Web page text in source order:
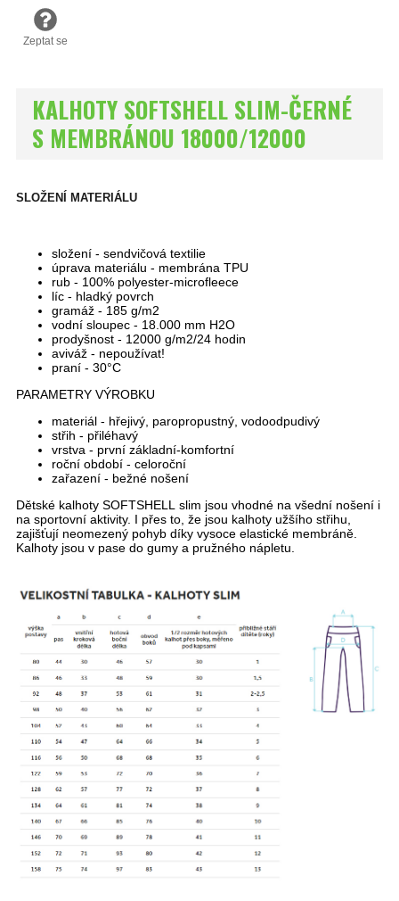
Zeptat se
KALHOTY SOFTSHELL SLIM-ČERNÉ
S MEMBRÁNOU 18000/12000
SLOŽENÍ MATERIÁLU
složení - sendvičová textilie
úprava materiálu - membrána TPU
rub - 100% polyester-microfleece
líc - hladký povrch
gramáž - 185 g/m2
vodní sloupec - 18.000 mm H2O
prodyšnost - 12000 g/m2/24 hodin
aviváž - nepoužívat!
praní - 30°C
PARAMETRY VÝROBKU
materiál - hřejivý, paropropustný, vodoodpudivý
střih - přiléhavý
vrstva - první základní-komfortní
roční období - celoroční
zařazení - bežné nošení
Dětské kalhoty SOFTSHELL slim jsou vhodné na všední nošení i
na sportovní aktivity. I přes to, že jsou kalhoty užšího střihu,
zajišťují neomezený pohyb díky vysoce elastické membráně.
Kalhoty jsou v pase do gumy a pružného nápletu.